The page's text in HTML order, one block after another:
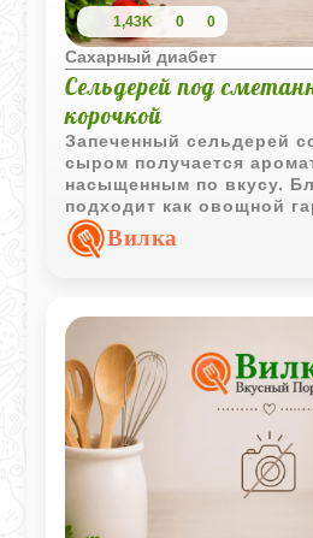
1,43K 0 0
Сахарный диабет
Сельдерей под
корочкой
Запеченный сельдерей
сыром получается
насыщенным по вкусу.
подходит как овощной
горячий ужин.
Вилка